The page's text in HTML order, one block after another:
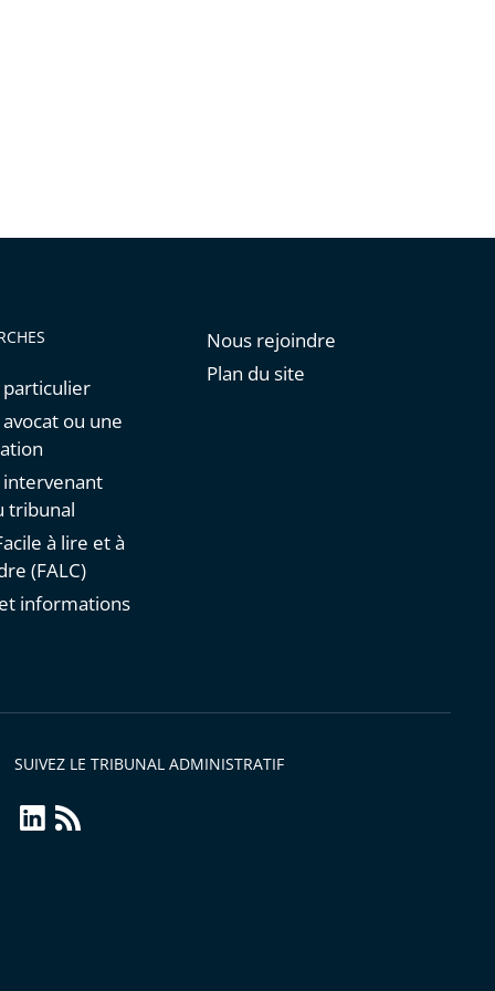
particulier
avocat ou une
intervenant
tribunal
à lire et à
(FALC)
informations
Nous rejoindre
Plan du site
SUIVEZ LE TRIBUNAL ADMINISTRATIF
linkedin
Flux
RSS